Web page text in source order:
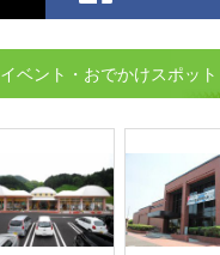
ベント・おでかけスポット